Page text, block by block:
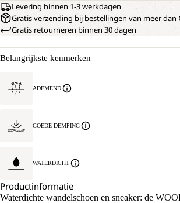
Levering binnen 1-3 werkdagen
Gratis verzending bij bestellingen van meer dan
Gratis retourneren binnen 30 dagen
Belangrijkste kenmerken
ADEMEND
GOEDE DEMPING
WATERDICHT
Productinformatie
Waterdichte wandelschoen en sneaker: de